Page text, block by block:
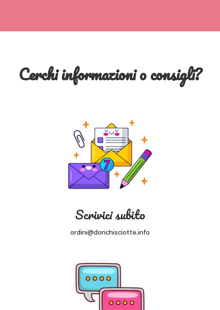
Cerchi informazioni o consigli?
Scrivici subito
ordini@donchisciotte.info